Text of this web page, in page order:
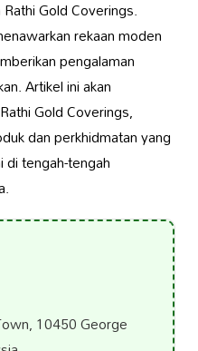
Gold Coverings.
rekaan moden
pengalaman
Artikel ini akan
Gold Coverings,
dan perkhidmatan yang
tengah-tengah
10450 George